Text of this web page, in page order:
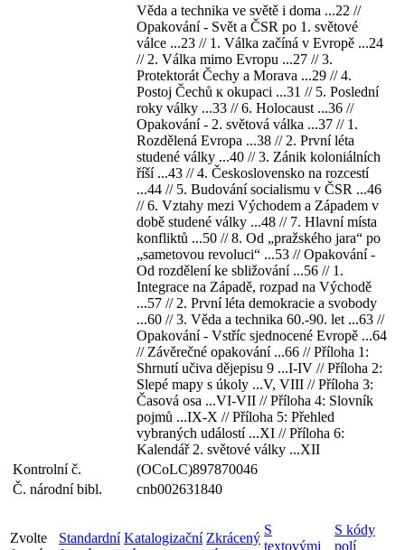
Věda a technika ve světě i doma ...22 //
Opakování - Svět a ČSR po 1. světové
válce ...23 // 1. Válka začíná v Evropě ...24
// 2. Válka mimo Evropu ...27 // 3.
Protektorát Čechy a Morava ...29 // 4.
Postoj Čechů к okupaci ...31 // 5. Poslední
roky války ...33 // 6. Holocaust ...36 //
Opakování - 2. světová válka ...37 // 1.
Rozdělená Evropa ...38 // 2. První léta
studené války ...40 // 3. Zánik koloniálních
říší ...43 // 4. Československo na rozcestí
...44 // 5. Budování socialismu v ČSR ...46
// 6. Vztahy mezi Východem a Západem v
době studené války ...48 // 7. Hlavní místa
konfliktů ...50 // 8. Od „pražského jara“ po
„sametovou revoluci“ ...53 // Opakování -
Od rozdělení ke sbližování ...56 // 1.
Integrace na Západě, rozpad na Východě
...57 // 2. První léta demokracie a svobody
...60 // 3. Věda a technika 60.-90. let ...63 //
Opakování - Vstříc sjednocené Evropě ...64
// Závěrečné opakování ...66 // Příloha 1:
Shrnutí učiva dějepisu 9 ...I-IV // Příloha 2:
Slepé mapy s úkoly ...V, VIII // Příloha 3:
Časová osa ...VI-VII // Příloha 4: Slovník
pojmů ...IX-X // Příloha 5: Přehled
vybraných událostí ...XI // Příloha 6:
Kalendář 2. světové války ...XII
Kontrolní č.
(OCoLC)897870046
Č. národní bibl.
cnb002631840
Zvolte
Standardní Katalogizační Zkrácený
S
textovými
S kódy
polí